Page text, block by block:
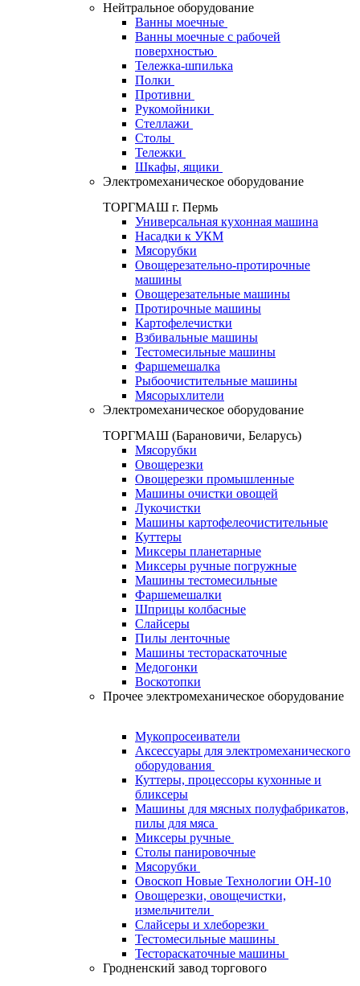
Нейтральное оборудование
Ванны моечные
Ванны моечные с рабочей
поверхностью
Тележка-шпилька
Полки
Противни
Рукомойники
Стеллажи
Столы
Тележки
Шкафы, ящики
Электромеханическое оборудование
ТОРГМАШ г. Пермь
Универсальная кухонная машина
Насадки к УКМ
Мясорубки
Овощерезательно-протирочные
машины
Овощерезательные машины
Протирочные машины
Картофелечистки
Взбивальные машины
Тестомесильные машины
Фаршемешалка
Рыбоочистительные машины
Мясорыхлители
Электромеханическое оборудование
ТОРГМАШ (Барановичи, Беларусь)
Мясорубки
Овощерезки
Овощерезки промышленные
Машины очистки овощей
Лукочистки
Машины картофелеочистительные
Куттеры
Миксеры планетарные
Миксеры ручные погружные
Машины тестомесильные
Фаршемешалки
Шприцы колбасные
Слайсеры
Пилы ленточные
Машины тестораскаточные
Медогонки
Воскотопки
Прочее электромеханическое оборудование
Мукопросеиватели
Аксессуары для электромеханического
оборудования
Куттеры, процессоры кухонные и
бликсеры
Машины для мясных полуфабрикатов,
пилы для мяса
Миксеры ручные
Столы панировочные
Мясорубки
Овоскоп Новые Технологии ОН-10
Овощерезки, овощечистки,
измельчители
Слайсеры и хлеборезки
Тестомесильные машины
Тестораскаточные машины
Гродненский завод торгового